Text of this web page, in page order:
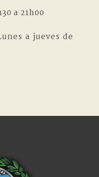
a 21h00
a jueves de